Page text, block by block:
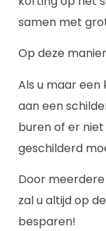
samen met
Op deze
Als u maar een
aan een
buren of er
geschilderd
Door
zal u altijd op
besparen!